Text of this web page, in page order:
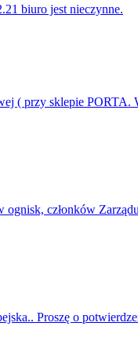
biuro jest nieczynne.
( przy sklepie PORTA.
członków
Proszę o